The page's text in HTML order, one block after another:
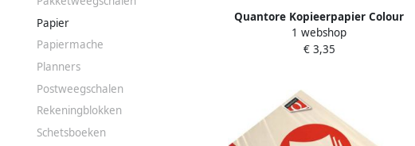
Papier
Papiermache
Planners
Postweegschalen
Rekeningblokken
Schetsboeken
Quantore Kopieerpapier Colour
A4 160gr kanariegeel 50 vel
1 webshop
€ 3,35